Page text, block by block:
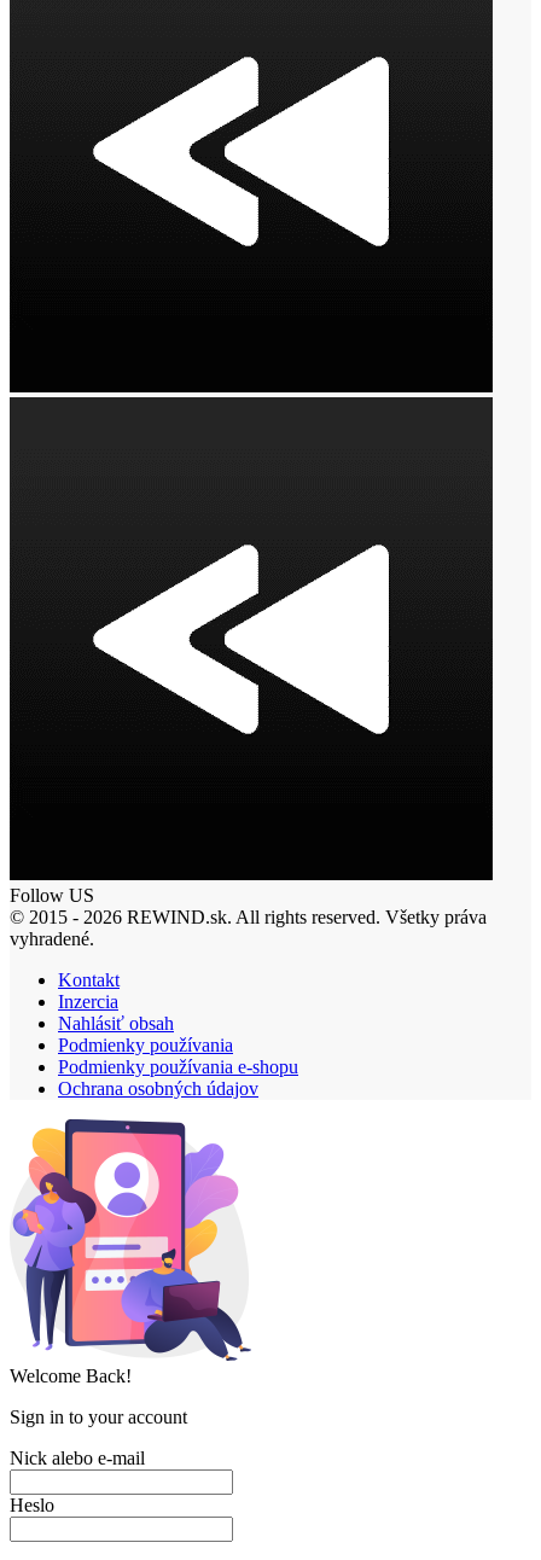
Follow US
© 2015 - 2026 REWIND.sk. All rights reserved. Všetky práva
vyhradené.
Kontakt
Inzercia
Nahlásiť obsah
Podmienky používania
Podmienky používania e-shopu
Ochrana osobných údajov
Welcome Back!
Sign in to your account
Nick alebo e-mail
Heslo